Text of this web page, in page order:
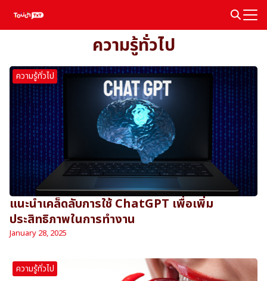
ความรู้ทั่วไป
ความรู้ทั่วไป
แนะนำเคล็ดลับการใช้ ChatGPT เพื่อเพิ่ม
ประสิทธิภาพในการทำงาน
January 28, 2025
ความรู้ทั่วไป